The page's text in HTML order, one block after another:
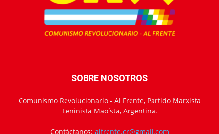
SOBRE NOSOTROS
Comunismo Revolucionario - Al Frente, Partido Marxista
Leninista Maoísta, Argentina.
Contáctanos: alfrente.cr@gmail.com